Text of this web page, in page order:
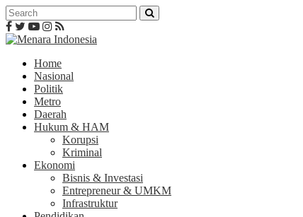
Home
Nasional
Politik
Metro
Daerah
Hukum & HAM
Korupsi
Kriminal
Ekonomi
Bisnis & Investasi
Entrepreneur & UMKM
Infrastruktur